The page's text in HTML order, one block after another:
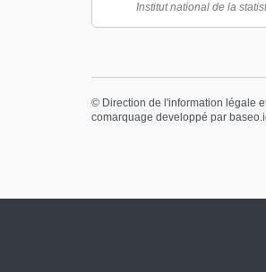
Institut national de la
© Direction de l'information légale
comarquage developpé par